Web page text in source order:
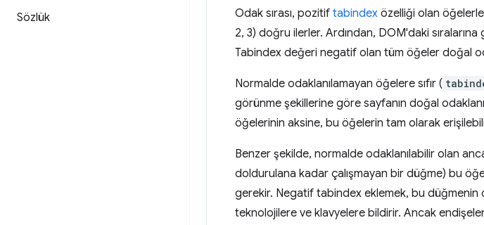
Sözlük Odak sırası, pozitif tabindex özelliği olan
2, 3) doğru ilerler. Ardından, DOM'daki
Tabindex değeri negatif olan tüm öğeler doğal
Normalde odaklanılamayan öğelere sıfır (
görünme şekillerine göre sayfanın doğal
öğelerinin aksine, bu öğelerin tam olarak
Benzer şekilde, normalde odaklanılabilir olan
doldurulana kadar çalışmayan bir düğme) bu
gerekir. Negatif tabindex eklemek, bu düğmenin
teknolojilere ve klavyelere bildirir. Ancak